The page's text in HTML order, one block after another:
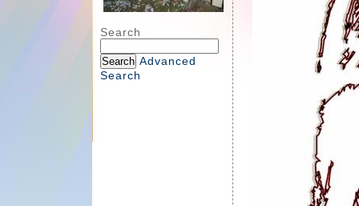
Search
Advanced
Search